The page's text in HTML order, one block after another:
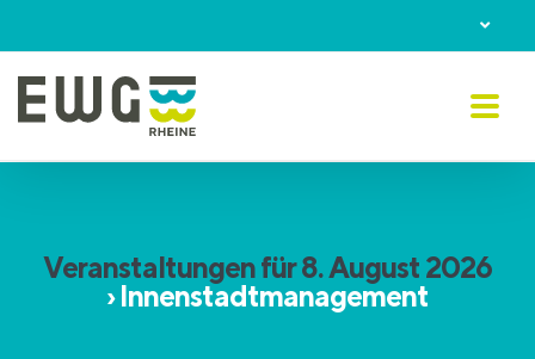
to
content
Veranstaltungen für 8. August 2026
› Innenstadtmanagement